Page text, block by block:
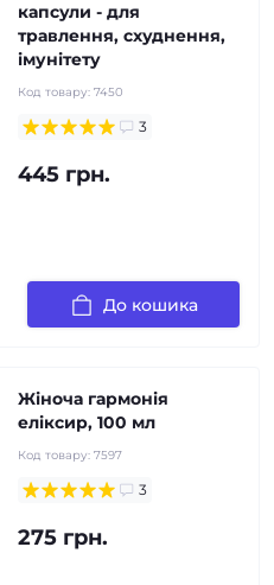
капсули - для
травлення, схуднення,
імунітету
Код товару: 7450
3
445 грн.
До кошика
Жіноча гармонія
еліксир, 100 мл
Код товару: 7597
3
275 грн.